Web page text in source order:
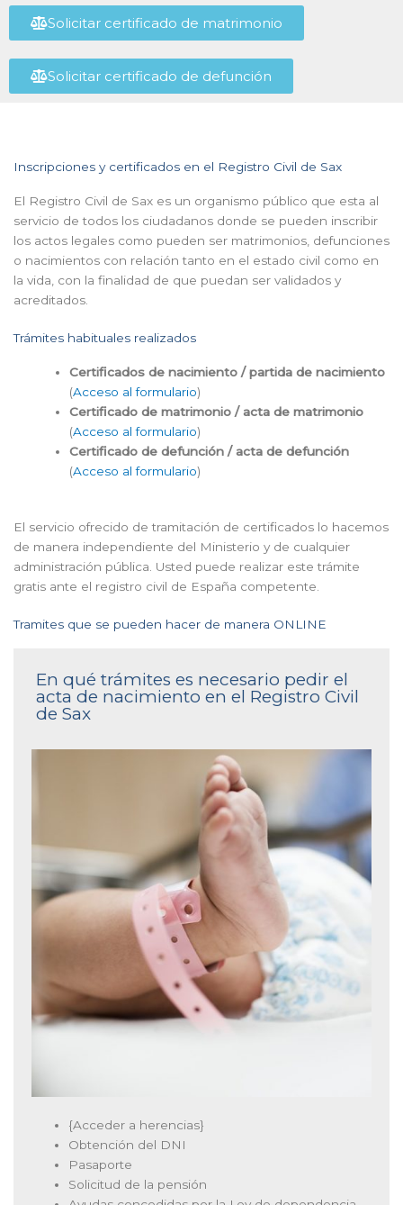
Solicitar certificado de matrimonio
Solicitar certificado de defunción
Inscripciones y certificados en el Registro Civil de Sax
El Registro Civil de Sax es un organismo público que esta al
servicio de todos los ciudadanos donde se pueden inscribir
los actos legales como pueden ser matrimonios, defunciones
o nacimientos con relación tanto en el estado civil como en
la vida, con la finalidad de que puedan ser validados y
acreditados.
Trámites habituales realizados
Certificados de nacimiento / partida de nacimiento
(Acceso al formulario)
Certificado de matrimonio / acta de matrimonio
(Acceso al formulario)
Certificado de defunción / acta de defunción
(Acceso al formulario)
El servicio ofrecido de tramitación de certificados lo hacemos
de manera independiente del Ministerio y de cualquier
administración pública. Usted puede realizar este trámite
gratis ante el registro civil de España competente.
Tramites que se pueden hacer de manera ONLINE
En qué trámites es necesario pedir el
acta de nacimiento en el Registro Civil
de Sax
{Acceder a herencias}
Obtención del DNI
Pasaporte
Solicitud de la pensión